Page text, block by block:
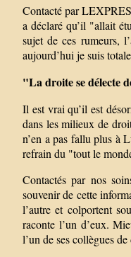
Contacté par
a déclaré qu’il "allait
sujet de ces rumeurs,
aujourd’hui je suis
"La droite se délecte
Il est vrai qu’il est
dans les milieux de
n’en a pas fallu plus à
refrain du "tout le
Contactés par nos
souvenir de cette
l’autre et colportent
raconte l’un d’eux.
l’un de ses collègues